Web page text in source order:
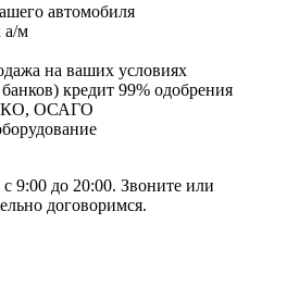
автомобиля
а/м
на ваших условиях
кредит 99% одобрения
ОСАГО
9:00 до 20:00. Звоните или
договоримся.